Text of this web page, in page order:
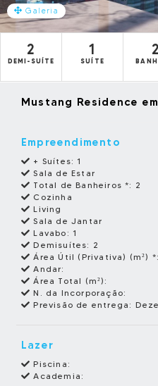
Galeria
2
DEMI-SUÍTE
1
SUÍTE
2
Mustang Residence
Empreendimento
+ Suítes: 1
Sala de Estar
Total de Banheiros *: 2
Cozinha
Living
Sala de Jantar
Lavabo: 1
Demisuítes: 2
Área Útil (Privativa) (m²) *:
Andar:
Área Total (m²):
N. da Incorporação:
Previsão de entrega:
Lazer
Piscina:
Academia: